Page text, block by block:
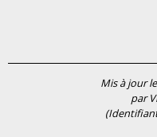
Mis à jour
par